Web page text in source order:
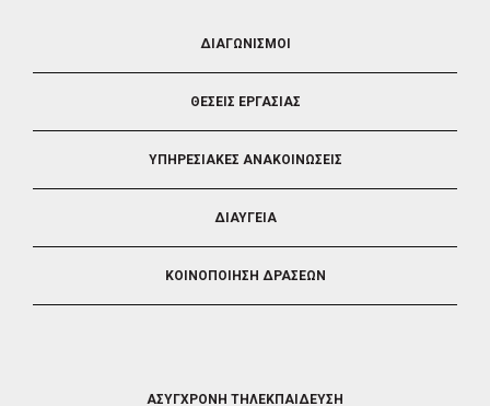
ΔΙΑΓΩΝΙΣΜΟΙ
ΘΕΣΕΙΣ ΕΡΓΑΣΙΑΣ
ΥΠΗΡΕΣΙΑΚΕΣ ΑΝΑΚΟΙΝΩΣΕΙΣ
ΔΙΑΥΓΕΙΑ
ΚΟΙΝΟΠΟΙΗΣΗ ΔΡΑΣΕΩΝ
ΑΣΥΓΧΡΟΝΗ ΤΗΛΕΚΠΑΙΔΕΥΣΗ